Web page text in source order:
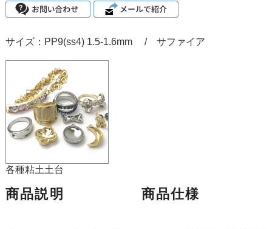
サイズ：PP9(ss4) 1.5-1.6mm / サファイア
各種粘土土台
商品説明 商品仕様